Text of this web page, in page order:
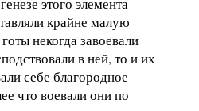
крайне малую
некогда завоевали
в ней, то и их
себе благородное
что воевали они по